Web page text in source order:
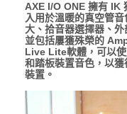
AXE I/O ONE 擁有 IK
入用於溫暖的真空管
大、拾音器選擇器、外
並包括屢獲殊榮的
Live Lite軟體，可以
和踏板裝置音色，以
裝置。